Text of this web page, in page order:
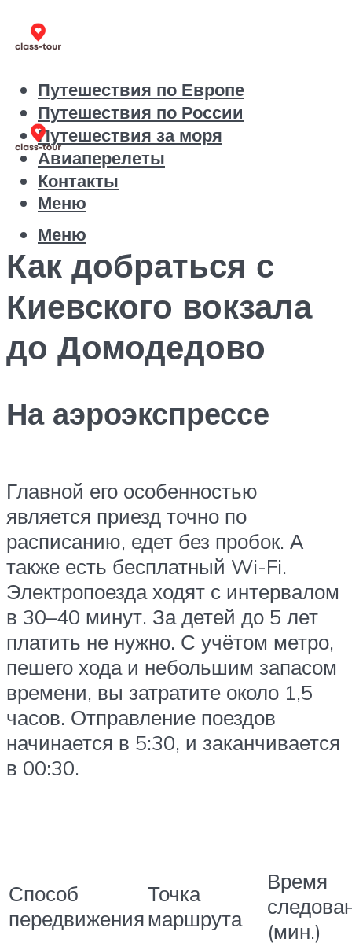
Путешествия по Европе
Путешествия по России
Путешествия за моря
Авиаперелеты
Контакты
Меню
Меню
Как добраться с
Киевского вокзала
до Домодедово
На аэроэкспрессе
Главной его особенностью
является приезд точно по
расписанию, едет без пробок. А
также есть бесплатный Wi-Fi.
Электропоезда ходят с интервалом
в 30–40 минут. За детей до 5 лет
платить не нужно. С учётом метро,
пешего хода и небольшим запасом
времени, вы затратите около 1,5
часов. Отправление поездов
начинается в 5:30, и заканчивается
в 00:30.
Способ
передвижения
Точка
маршрута
Время
(мин.)